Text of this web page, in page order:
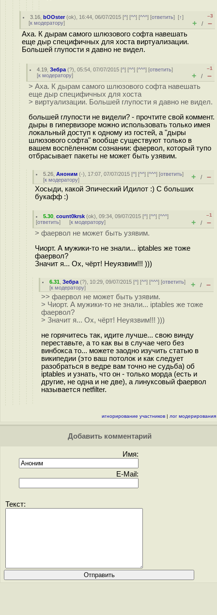
3.16 ,bOOster(ok), 16:44, 06/07/2015 [^] [^^] [^^^] [ответить][↑]
[к модератору]
–3
+ / –
Аха. К дырам самого шлюзового софта навешать
еще дыр специфичных для хоста виртуализации.
Большей глупости я давно не видел.
4.19 ,Зебра (?), 05:54, 07/07/2015 [^] [^^] [^^^] [ответить]
[к модератору]
–1
+ / –
> Аха. К дырам самого шлюзового софта навешать
еще дыр специфичных для хоста
> виртуализации. Большей глупости я давно не видел.
большей глупости не видели? - прочтите свой коммент.
дыры в гипервизоре можно использовать только имея
локальный доступ к одному из гостей, а "дыры
шлюзового софта" вообще существуют только в
вашем воспёленном сознании: фаервол, который тупо
отбрасывает пакеты не может быть узявим.
5.26 ,Аноним (-), 17:07, 07/07/2015 [^] [^^] [^^^] [ответить]
[к модератору] + / –
Хосыди, какой Эпический Идилот :) С больших
букафф :)
5.30 ,count0krsk (ok), 09:34, 09/07/2015 [^] [^^] [^^^]
[ответить] [к модератору]
–1
+ / –
> фаервол не может быть узявим.
Чиорт. А мужики-то не знали... iptables же тоже
фаервол?
Значит я... Ох, чёрт! Неуязвим!!! )))
6.31 ,Зебра (?), 10:29, 09/07/2015 [^] [^^] [^^^] [ответить]
[к модератору] + / –
>> фаервол не может быть узявим.
> Чиорт. А мужики-то не знали... iptables же тоже
фаервол?
> Значит я... Ох, чёрт! Неуязвим!!! )))
не горячитесь так, идите лучше... свою винду
переставьте, а то как вы в случае чего без
винбокса то... можете заодно изучить статью в
википедии (это ваш потолок и как следует
разобраться в ведре вам точно не судьба) об
iptables и узнать, что он - только морда (есть и
другие, не одна и не две), а линуксовый фаервол
называется netfilter.
игнорирование участников | лог модерирования
Добавить комментарий
Имя:
E-Mail:
Текст: